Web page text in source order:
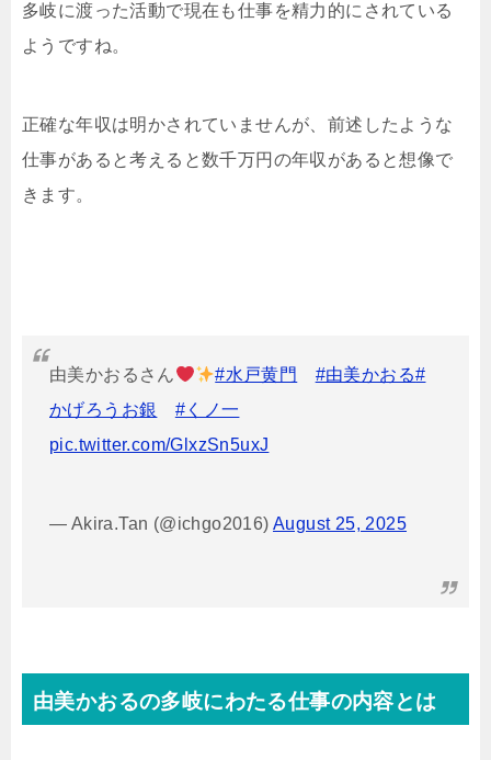
多岐に渡った活動で現在も仕事を精力的にされている
ようですね。
正確な年収は明かされていませんが、前述したような
仕事があると考えると数千万円の年収があると想像で
きます。
由美かおるさん #水戸黄門 #由美かおる#
かげろうお銀
#くノ一
pic.twitter.com/GlxzSn5uxJ
— Akira.Tan (@ichgo2016) August 25, 2025
由美かおるの多岐にわたる仕事の内容とは